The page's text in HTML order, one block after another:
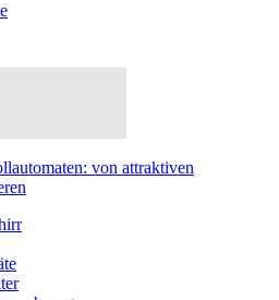
von attraktiven